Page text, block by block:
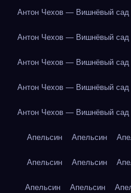
Антон Чехов — Вишнёвый сад
Антон Чехов — Вишнёвый сад
Антон Чехов — Вишнёвый сад
Антон Чехов — Вишнёвый сад
Антон Чехов — Вишнёвый сад
Апельсин Апельсин
Апельсин Апельсин
Апельсин Апельсин